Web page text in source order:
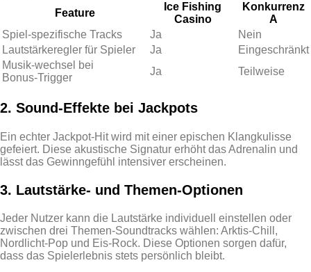
Feature
Ice Fishing
Casino
Konkurrenz
A
Spiel‑spezifische Tracks
Ja
Nein
Lautstärkeregler für Spieler
Ja
Eingeschränkt
Musik‑wechsel bei
Bonus‑Trigger
Ja Teilweise
2. Sound‑Effekte bei Jackpots
Ein echter Jackpot‑Hit wird mit einer epischen Klangkulisse
gefeiert. Diese akustische Signatur erhöht das Adrenalin und
lässt das Gewinngefühl intensiver erscheinen.
3. Lautstärke‑ und Themen‑Optionen
Jeder Nutzer kann die Lautstärke individuell einstellen oder
zwischen drei Themen‑Soundtracks wählen: Arktis‑Chill,
Nordlicht‑Pop und Eis‑Rock. Diese Optionen sorgen dafür,
dass das Spielerlebnis stets persönlich bleibt.